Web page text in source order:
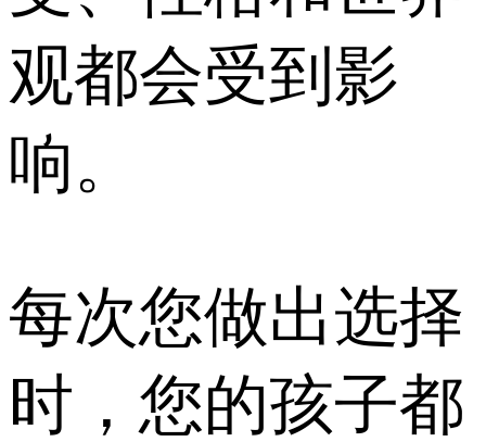
观都会受到影
响。
每次您做出选择
时，您的孩子都